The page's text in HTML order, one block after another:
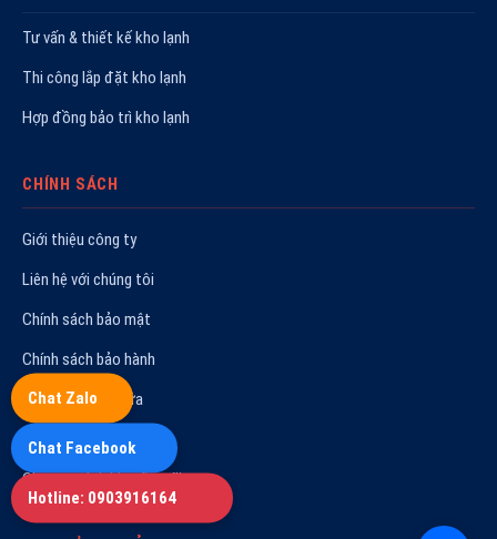
Tư vấn & thiết kế kho lạnh
Thi công lắp đặt kho lạnh
Hợp đồng bảo trì kho lạnh
CHÍNH SÁCH
Giới thiệu công ty
Liên hệ với chúng tôi
Chính sách bảo mật
Chính sách bảo hành
Quy trình sửa chữa
Hoạt động công ty
Chương trình khuyến mãi
Chat Zalo
Chat Facebook
Hotline: 0903916164